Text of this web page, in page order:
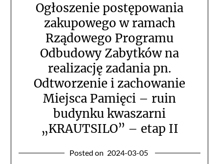
Ogłoszenie postępowania
zakupowego w ramach
Rządowego Programu
Odbudowy Zabytków na
realizację zadania pn.
Odtworzenie i zachowanie
Miejsca Pamięci – ruin
budynku kwaszarni
„KRAUTSILO” – etap II
Posted on 2024-03-05